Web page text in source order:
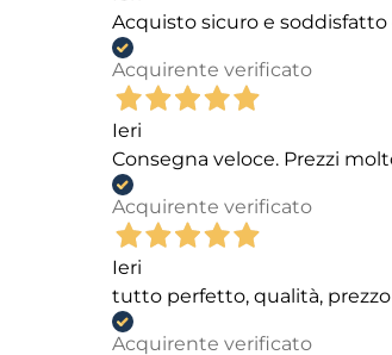
Acquisto sicuro e
Acquirente verificato
Ieri
Consegna veloce. Prezzi
Acquirente verificato
Ieri
tutto perfetto, qualità,
Acquirente verificato